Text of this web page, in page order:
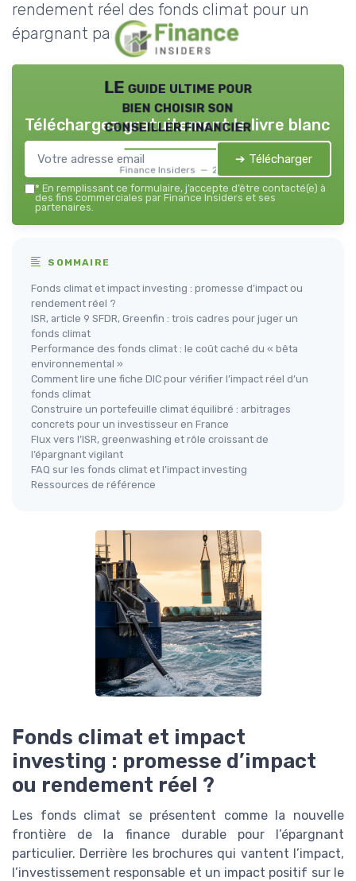
rendement réel des fonds climat pour un
épargnant particulier en France.
LE guide ultime pour
bien choisir son
conseiller financier
Finance Insiders — 2026
Téléchargez gratuitement le livre blanc
➔ Télécharger
* En remplissant ce formulaire, j’accepte d’être contacté(e) à
des fins commerciales par Finance Insiders et ses
partenaires.
SOMMAIRE
Fonds climat et impact investing : promesse d’impact ou
rendement réel ?
ISR, article 9 SFDR, Greenfin : trois cadres pour juger un
fonds climat
Performance des fonds climat : le coût caché du « bêta
environnemental »
Comment lire une fiche DIC pour vérifier l’impact réel d’un
fonds climat
Construire un portefeuille climat équilibré : arbitrages
concrets pour un investisseur en France
Flux vers l’ISR, greenwashing et rôle croissant de
l’épargnant vigilant
FAQ sur les fonds climat et l’impact investing
Ressources de référence
Fonds climat et impact
investing : promesse d’impact
ou rendement réel ?
Les fonds climat se présentent comme la nouvelle
frontière de la finance durable pour l’épargnant
particulier. Derrière les brochures qui vantent l’impact,
l’investissement responsable et un impact positif sur le